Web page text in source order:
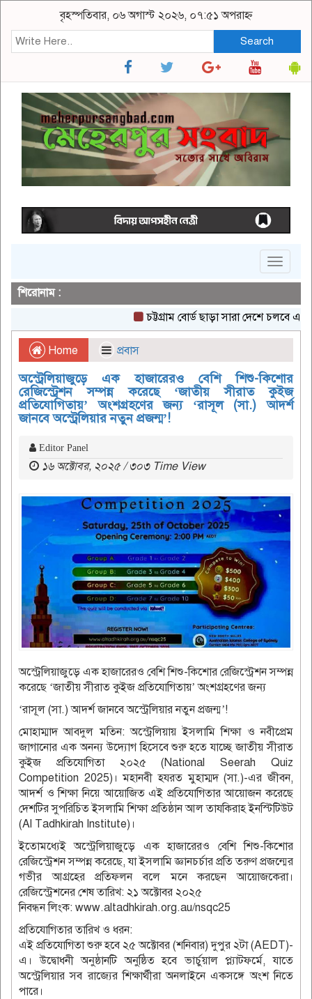
বৃহস্পতিবার, ০৬ অগাস্ট ২০২৬, ০৭:৫১ অপরাহ্ন
Search
Toggle
শিরোনাম :
চট্টগ্রাম বোর্ড ছাড়া সারা দেশে চলবে
Home প্রবাস
অস্ট্রেলিয়াজুড়ে এক হাজারেরও বেশি শিশু-কিশোর
রেজিস্ট্রেশন সম্পন্ন করেছে ‘জাতীয় সীরাত কুইজ
প্রতিযোগিতায়’ অংশগ্রহণের জন্য ‘রাসূল (সা.) আদর্শ
জানবে অস্ট্রেলিয়ার নতুন প্রজন্ম’!
Editor Panel
১৬ অক্টোবর, ২০২৫ / ৩০৩ Time View
অস্ট্রেলিয়াজুড়ে এক হাজারেরও বেশি শিশু-কিশোর রেজিস্ট্রেশন সম্পন্ন
করেছে ‘জাতীয় সীরাত কুইজ প্রতিযোগিতায়’ অংশগ্রহণের জন্য
‘রাসূল (সা.) আদর্শ জানবে অস্ট্রেলিয়ার নতুন প্রজন্ম’!
মোহাম্মাদ আবদুল মতিন: অস্ট্রেলিয়ায় ইসলামি শিক্ষা ও নবীপ্রেম
জাগানোর এক অনন্য উদ্যোগ হিসেবে শুরু হতে যাচ্ছে জাতীয় সীরাত
কুইজ প্রতিযোগিতা ২০২৫ (National Seerah Quiz
Competition 2025)। মহানবী হযরত মুহাম্মদ (সা.)-এর জীবন,
আদর্শ ও শিক্ষা নিয়ে আয়োজিত এই প্রতিযোগিতার আয়োজন করেছে
দেশটির সুপরিচিত ইসলামি শিক্ষা প্রতিষ্ঠান আল তাযকিরাহ ইনস্টিটিউট
(Al Tadhkirah Institute)।
ইতোমধ্যেই অস্ট্রেলিয়াজুড়ে এক হাজারেরও বেশি শিশু-কিশোর
রেজিস্ট্রেশন সম্পন্ন করেছে, যা ইসলামি জ্ঞানচর্চার প্রতি তরুণ প্রজন্মের
গভীর আগ্রহের প্রতিফলন বলে মনে করছেন আয়োজকেরা।
রেজিস্ট্রেশনের শেষ তারিখ: ২১ অক্টোবর ২০২৫
নিবন্ধন লিংক: www.altadhkirah.org.au/nsqc25
প্রতিযোগিতার তারিখ ও ধরন:
এই প্রতিযোগিতা শুরু হবে ২৫ অক্টোবর (শনিবার) দুপুর ২টা (AEDT)-
এ। উদ্বোধনী অনুষ্ঠানটি অনুষ্ঠিত হবে ভার্চুয়াল প্ল্যাটফর্মে, যাতে
অস্ট্রেলিয়ার সব রাজ্যের শিক্ষার্থীরা অনলাইনে একসঙ্গে অংশ নিতে
পারে।